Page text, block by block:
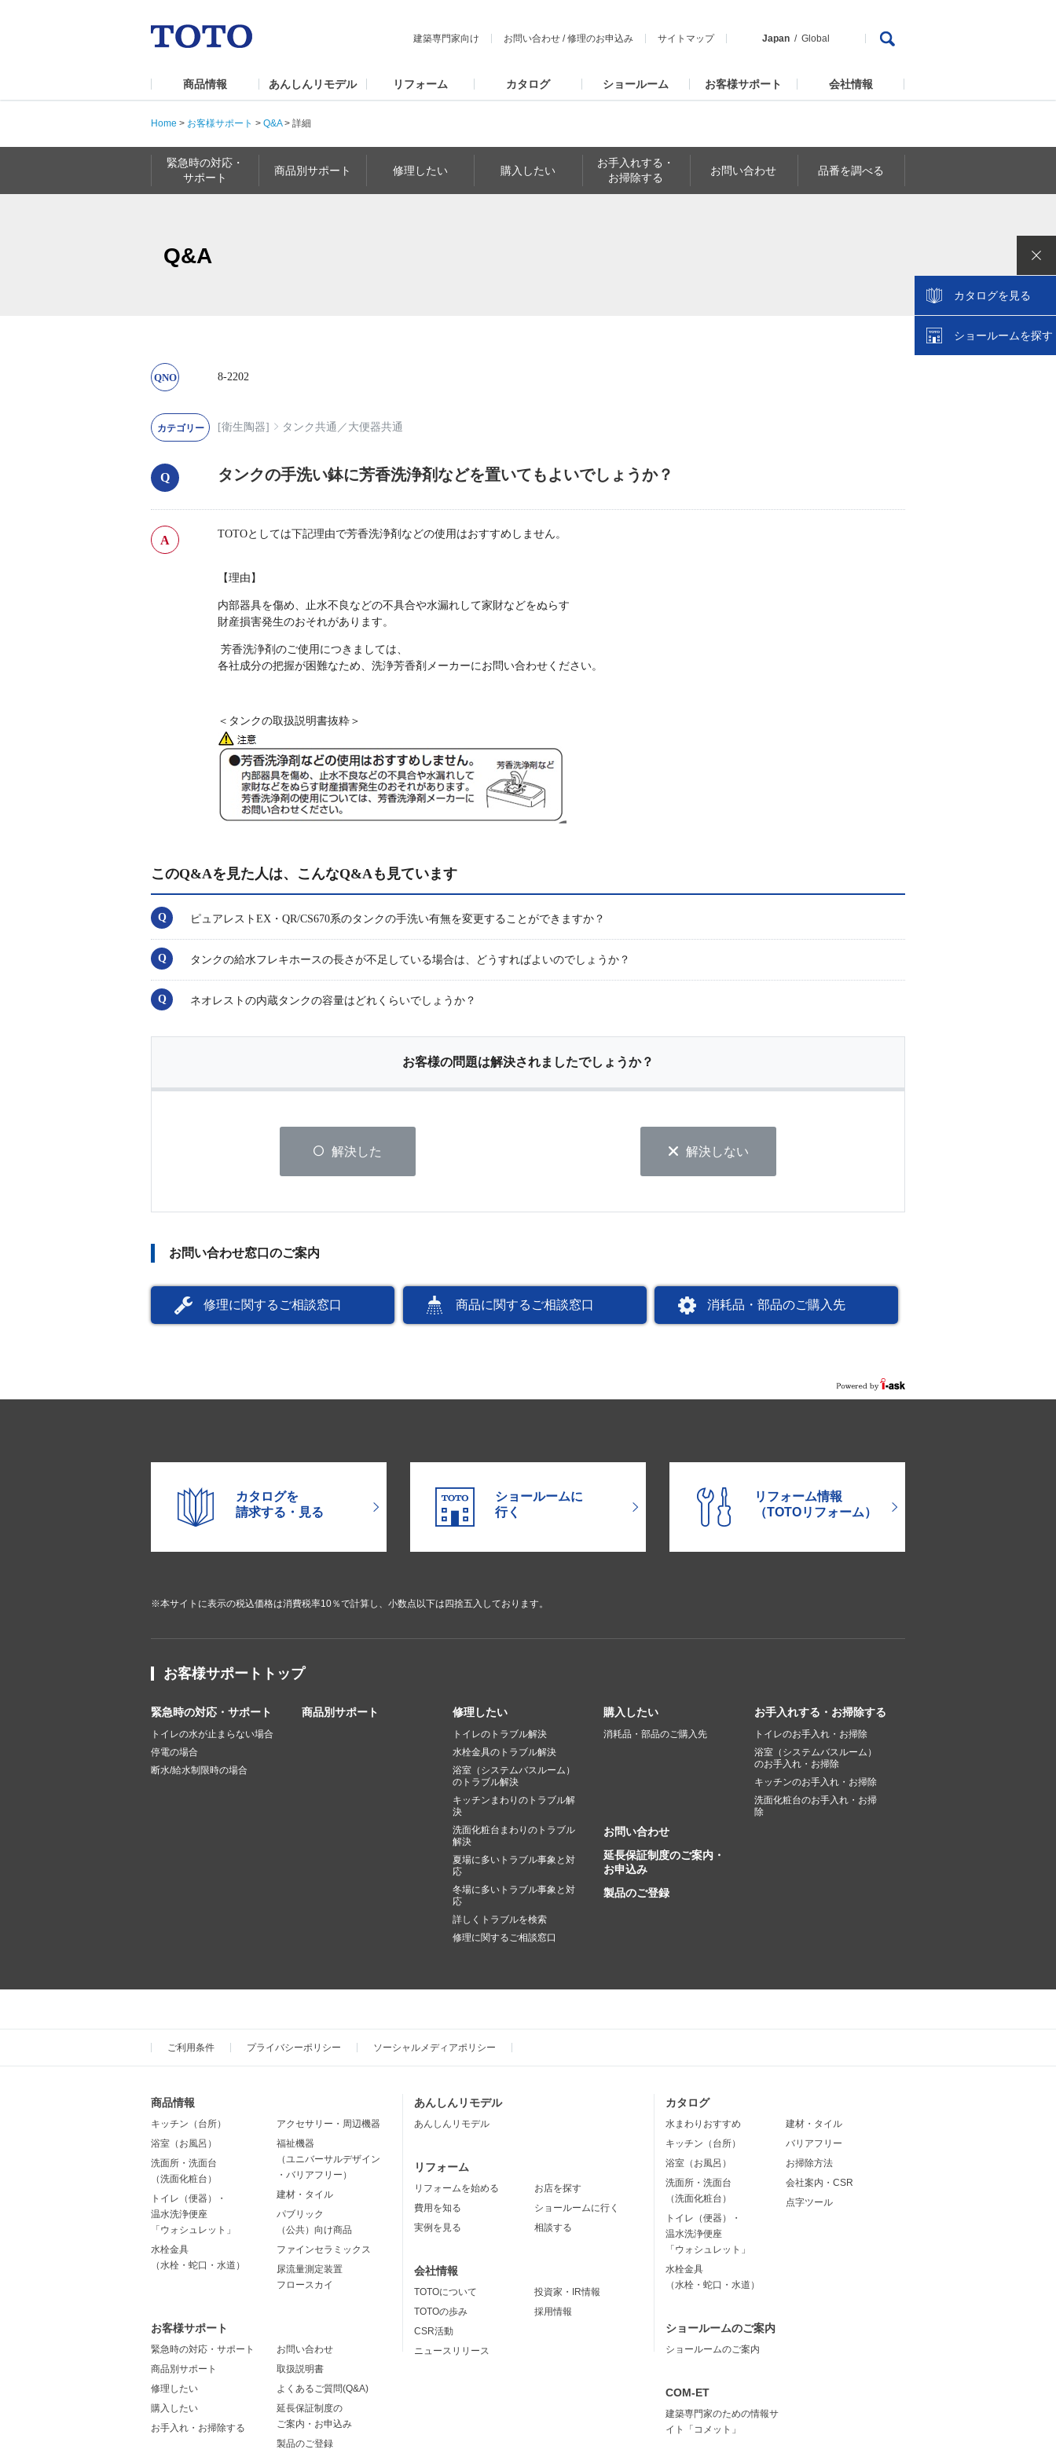
建築専門家向け お問い合わせ /修理のお申込み サイトマップ Japan Global
商品情報 あんしんリモデル リフォーム カタログ ショールーム お客様サポート 会社情報
Home > お客様サポート > Q&A> 詳細
緊急時の対応・
サポート
商品別サポート 修理したい 購入したい
お手入れする・
お掃除する
お問い合わせ 品番を調べる
カタログを見る
ショールームを探す
Q&A
8-2202
[衛生陶器] タンク共通 ／ 大便器共通
タンクの手洗い鉢に芳香洗浄剤などを置いてもよいでしょうか？
TOTOとしては下記理由で芳香洗浄剤などの使用はおすすめしません。
【理由】
内部器具を傷め、止水不良などの不具合や水漏れして家財などをぬらす
財産損害発生のおそれがあります。
芳香洗浄剤のご使用につきましては、
各社成分の把握が困難なため、洗浄芳香剤メーカーにお問い合わせください。
＜タンクの取扱説明書抜粋＞
このQ&Aを見た人は、こんなQ&Aも見ています
ピュアレストEX・QR/CS670系のタンクの手洗い有無を変更することができますか？
タンクの給水フレキホースの長さが不足している場合は、どうすればよいのでしょうか？
ネオレストの内蔵タンクの容量はどれくらいでしょうか？
お客様の問題は解決されましたでしょうか？
解決した 解決しない
お問い合わせ窓口のご案内
修理に関するご相談窓口 商品に関するご相談窓口 消耗品・部品のご購入先
カタログを
請求する・見る
ショールームに
行く
リフォーム情報
（TOTOリフォーム）
※本サイトに表示の税込価格は消費税率10％で計算し、小数点以下は四捨五入しております。
お客様サポートトップ
緊急時の対応・サポート
トイレの水が止まらない場合
停電の場合
断水/給水制限時の場合
商品別サポート 修理したい
トイレのトラブル解決
水栓金具のトラブル解決
浴室（システムバスルーム）
のトラブル解決
キッチンまわりのトラブル解
決
洗面化粧台まわりのトラブル
解決
夏場に多いトラブル事象と対
応
冬場に多いトラブル事象と対
応
詳しくトラブルを検索
修理に関するご相談窓口
購入したい
消耗品・部品のご購入先
お手入れする・お掃除する
トイレのお手入れ・お掃除
浴室（システムバスルーム）
のお手入れ・お掃除
キッチンのお手入れ・お掃除
洗面化粧台のお手入れ・お掃
除
お問い合わせ
延長保証制度のご案内・
お申込み
製品のご登録
ご利用条件 プライバシーポリシー ソーシャルメディアポリシー
商品情報
キッチン（台所）
浴室（お風呂）
洗面所・洗面台
（洗面化粧台）
トイレ（便器）・
温水洗浄便座
「ウォシュレット」
水栓金具
（水栓・蛇口・水道）
アクセサリー・周辺機器
福祉機器
（ユニバーサルデザイン
・バリアフリー）
建材・タイル
パブリック
（公共）向け商品
ファインセラミックス
尿流量測定装置
フロースカイ
お客様サポート
緊急時の対応・サポート
商品別サポート
修理したい
購入したい
お手入れ・お掃除する
お問い合わせ
取扱説明書
よくあるご質問(Q&A)
延長保証制度の
ご案内・お申込み
製品のご登録
あんしんリモデル
あんしんリモデル
リフォーム
リフォームを始める
費用を知る
実例を見る
お店を探す
ショールームに行く
相談する
会社情報
TOTOについて
TOTOの歩み
CSR活動
ニュースリリース
投資家・IR情報
採用情報
カタログ
水まわりおすすめ
キッチン（台所）
浴室（お風呂）
洗面所・洗面台
（洗面化粧台）
トイレ（便器）・
温水洗浄便座
「ウォシュレット」
水栓金具
（水栓・蛇口・水道）
建材・タイル
バリアフリー
お掃除方法
会社案内・CSR
点字ツール
ショールームのご案内
ショールームのご案内
COM-ET
建築専門家のための情報サ
イト「コメット」